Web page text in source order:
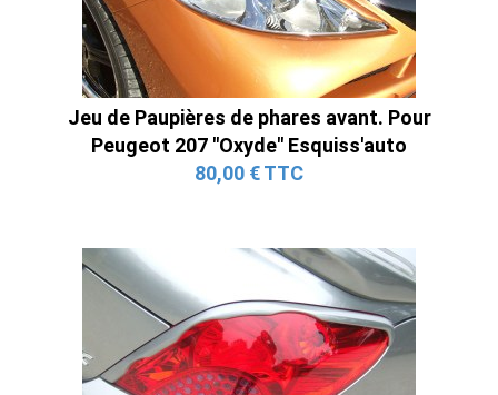
Jeu de Paupières de phares avant. Pour
Peugeot 207 "Oxyde" Esquiss'auto
80,00 € TTC